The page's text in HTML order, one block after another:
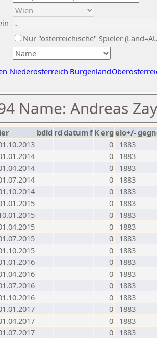
Nur "österreichische" Spieler
Niederösterreich Burgenland
Name: Andreas
bdld rd datumf Kerg elo+/-
0
1883
0
1883
0
1883
0
1883
0
1883
0
1883
0
1883
0
1883
0
1883
0
1883
0
1883
0
1883
0
1883
0
1883
0
1883
0
1883
0
1883